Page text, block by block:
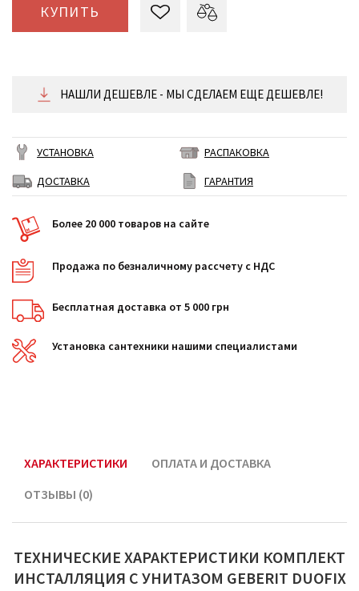
КУПИТЬ
НАШЛИ ДЕШЕВЛЕ - МЫ СДЕЛАЕМ ЕЩЕ ДЕШЕВЛЕ!
УСТАНОВКА
РАСПАКОВКА
ДОСТАВКА
ГАРАНТИЯ
Более 20 000 товаров на сайте
Продажа по безналичному рассчету с НДС
Бесплатная доставка от 5 000 грн
Установка сантехники нашими специалистами
ХАРАКТЕРИСТИКИ
ОПЛАТА И ДОСТАВКА
ОТЗЫВЫ (0)
ТЕХНИЧЕСКИЕ ХАРАКТЕРИСТИКИ КОМПЛЕКТ
ИНСТАЛЛЯЦИЯ С УНИТАЗОМ GEBERIT DUOFIX